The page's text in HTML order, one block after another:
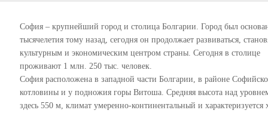
София – крупнейший город и столица Болгарии. Город был
тысячелетия тому назад, сегодня он продолжает развиваться,
культурным и экономическим центром страны. Сегодня в столице
проживают 1 млн. 250 тыс. человек.
София расположена в западной части Болгарии, в районе
котловины и у подножия горы Витоша. Средняя высота над
здесь 550 м, климат умеренно-континентальный и характеризуется